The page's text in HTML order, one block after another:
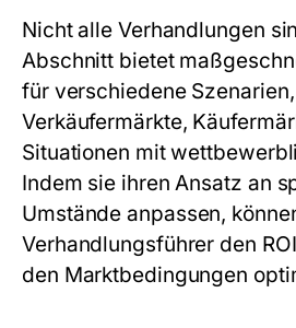
Nicht alle Verhandlungen
Abschnitt bietet
für verschiedene
Verkäufermärkte,
Situationen mit
Indem sie ihren Ansatz an
Umstände anpassen,
Verhandlungsführer den
den Marktbedingungen